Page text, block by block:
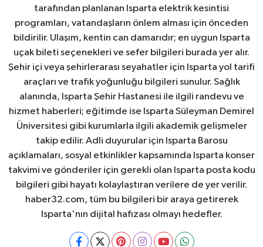
tarafından planlanan Isparta elektrik kesintisi
programları, vatandaşların önlem alması için önceden
bildirilir. Ulaşım, kentin can damarıdır; en uygun Isparta
uçak bileti seçenekleri ve sefer bilgileri burada yer alır.
Şehir içi veya şehirlerarası seyahatler için Isparta yol tarifi
araçları ve trafik yoğunluğu bilgileri sunulur. Sağlık
alanında, Isparta Şehir Hastanesi ile ilgili randevu ve
hizmet haberleri; eğitimde ise Isparta Süleyman Demirel
Üniversitesi gibi kurumlarla ilgili akademik gelişmeler
takip edilir. Adli duyurular için Isparta Barosu
açıklamaları, sosyal etkinlikler kapsamında Isparta konser
takvimi ve gönderiler için gerekli olan Isparta posta kodu
bilgileri gibi hayatı kolaylaştıran verilere de yer verilir.
haber32.com, tüm bu bilgileri bir araya getirerek
Isparta'nın dijital hafızası olmayı hedefler.